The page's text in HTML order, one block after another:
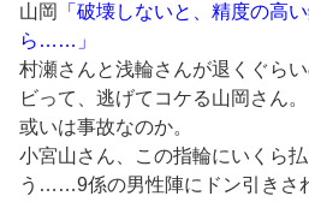
山岡
「破壊しないと、精度の高
ら……」
村瀬さんと浅輪さんが退くぐら
ビって、逃げてコケる山岡さん
或いは事故なのか。
小宮山さん、この指輪にいくら
う……9係の男性陣にドン引きさ